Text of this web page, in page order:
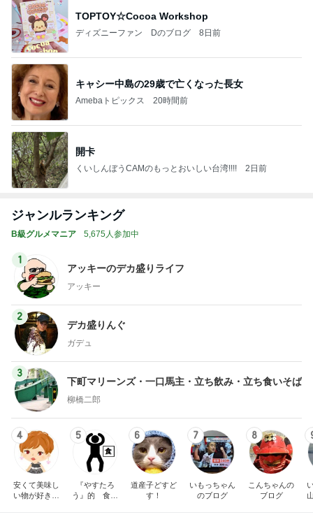
TOPTOY☆Cocoa Workshop
ディズニーファン Dのブログ 8日前
キャシー中島の29歳で亡くなった長女
Amebaトピックス 20時間前
開卡
くいしんぼうCAMのもっとおいしい台湾!!!! 2日前
ジャンルランキング
B級グルメマニア 5,675人参加中
1
アッキーのデカ盛りライフ
アッキー
2
デカ盛りんぐ
ガデュ
3
下町マリーンズ・一口馬主・立ち飲み・立ち食いそば
柳橋二郎
4
安くて美味し
い物が好き☆
5
『やすたろ
う』的 食の
6
道産子どすど
す！
7
いもっちゃん
のブログ
8
こんちゃんの
ブログ